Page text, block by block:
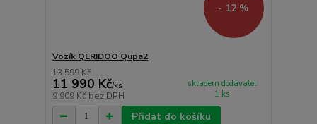
- 12 %
Vozík QERIDOO Qupa2
13 599 Kč
11 990 Kč/ks
9 909 Kč bez DPH
skladem dodavatel
1 ks
Přidat do košíku